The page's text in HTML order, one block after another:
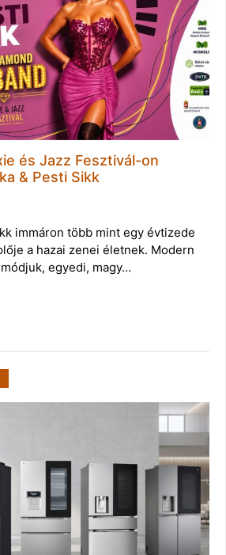
és Jazz Fesztivál-on
& Pesti Sikk
immáron több mint egy évtizede
a hazai zenei életnek. Modern
egyedi, magy…